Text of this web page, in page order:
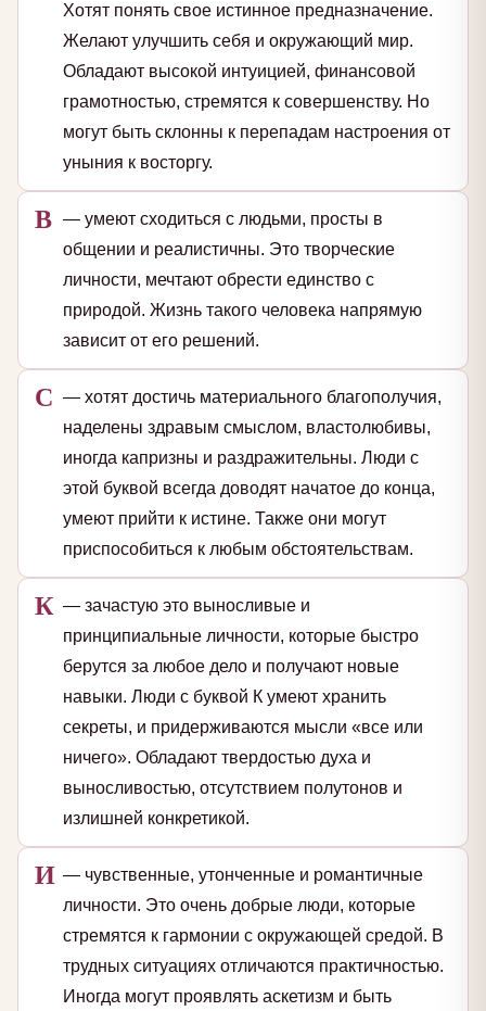
Хотят понять свое истинное предназначение.
Желают улучшить себя и окружающий мир.
Обладают высокой интуицией, финансовой
грамотностью, стремятся к совершенству. Но
могут быть склонны к перепадам настроения от
уныния к восторгу.
В — умеют сходиться с людьми, просты в
общении и реалистичны. Это творческие
личности, мечтают обрести единство с
природой. Жизнь такого человека напрямую
зависит от его решений.
С — хотят достичь материального благополучия,
наделены здравым смыслом, властолюбивы,
иногда капризны и раздражительны. Люди с
этой буквой всегда доводят начатое до конца,
умеют прийти к истине. Также они могут
приспособиться к любым обстоятельствам.
К — зачастую это выносливые и
принципиальные личности, которые быстро
берутся за любое дело и получают новые
навыки. Люди с буквой К умеют хранить
секреты, и придерживаются мысли «все или
ничего». Обладают твердостью духа и
выносливостью, отсутствием полутонов и
излишней конкретикой.
И — чувственные, утонченные и романтичные
личности. Это очень добрые люди, которые
стремятся к гармонии с окружающей средой. В
трудных ситуациях отличаются практичностью.
Иногда могут проявлять аскетизм и быть